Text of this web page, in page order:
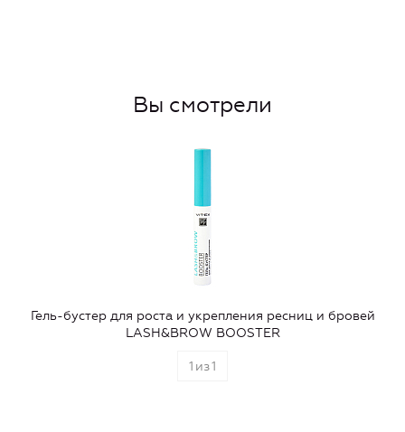
Вы смотрели
Гель-бустер для роста и укрепления ресниц и бровей
LASH&BROW BOOSTER
1 из1